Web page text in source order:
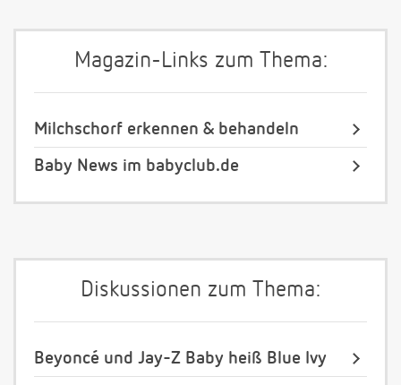
Magazin-Links zum Thema:
Milchschorf erkennen & behandeln
Baby News im babyclub.de
Diskussionen zum Thema:
Beyoncé und Jay-Z Baby heiß Blue Ivy